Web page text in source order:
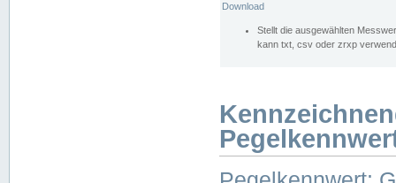
Download
Stellt die ausgewählten
kann txt, csv oder zrxp